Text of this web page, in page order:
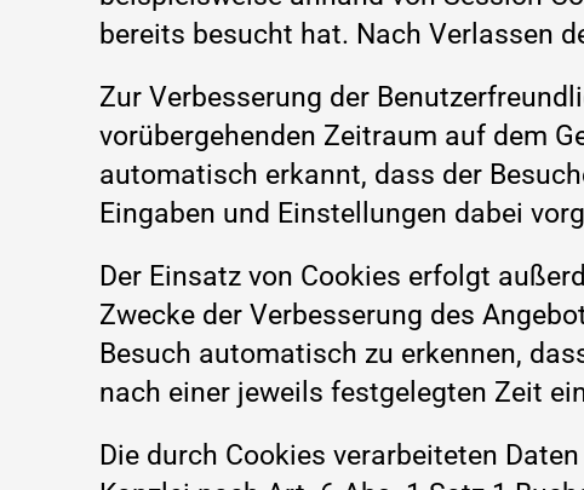
bereits besucht hat. Nach Verlassen
Zur Verbesserung der
vorübergehenden Zeitraum auf dem
automatisch erkannt, dass der
Eingaben und Einstellungen dabei
Der Einsatz von Cookies erfolgt
Zwecke der Verbesserung des
Besuch automatisch zu erkennen,
nach einer jeweils festgelegten Zeit
Die durch Cookies verarbeiteten